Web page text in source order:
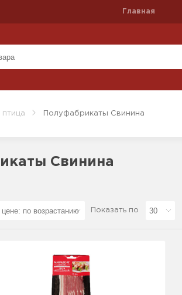
Главная
Полуфабрикаты Свинина
Свинина
Показать по